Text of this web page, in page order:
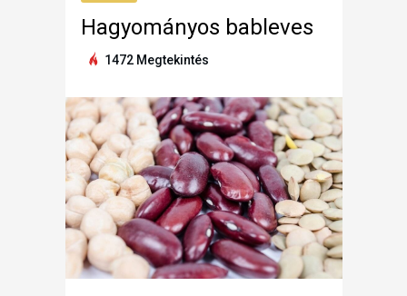
Hagyományos bableves
1472 Megtekintés